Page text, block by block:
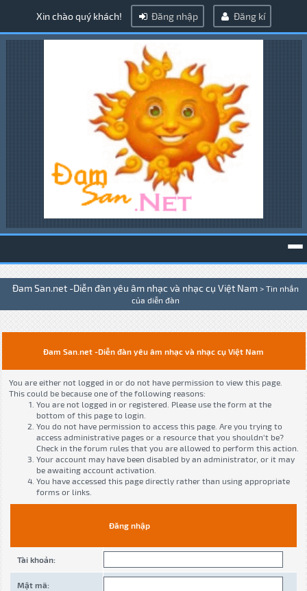
Xin chào quý khách! Đăng nhập Đăng kí
Đam San.net -Diễn đàn yêu âm nhạc và nhạc cụ Việt Nam > Tin nhắn
của diễn đàn
Đam San.net -Diễn đàn yêu âm nhạc và nhạc cụ Việt Nam
You are either not logged in or do not have permission to view this page.
This could be because one of the following reasons:
You are not logged in or registered. Please use the form at the
bottom of this page to login.
You do not have permission to access this page. Are you trying to
access administrative pages or a resource that you shouldn't be?
Check in the forum rules that you are allowed to perform this action.
Your account may have been disabled by an administrator, or it may
be awaiting account activation.
You have accessed this page directly rather than using appropriate
forms or links.
Đăng nhập
Tài khoản:
Mật mã: